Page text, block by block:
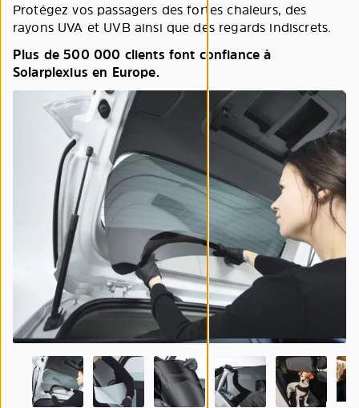
Protégez vos passagers des fortes chaleurs, des
rayons UVA et UVB ainsi que des regards indiscrets.
Plus de 500 000 clients font confiance à
Solarplexius en Europe.